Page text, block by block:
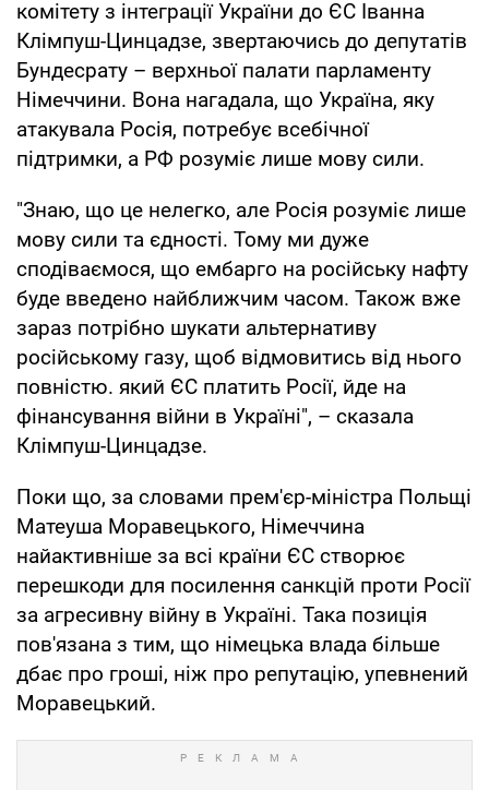
комітету з інтеграції України до ЄС Іванна
Клімпуш-Цинцадзе, звертаючись до депутатів
Бундесрату – верхньої палати парламенту
Німеччини. Вона нагадала, що Україна, яку
атакувала Росія, потребує всебічної
підтримки, а РФ розуміє лише мову сили.
"Знаю, що це нелегко, але Росія розуміє лише
мову сили та єдності. Тому ми дуже
сподіваємося, що ембарго на російську нафту
буде введено найближчим часом. Також вже
зараз потрібно шукати альтернативу
російському газу, щоб відмовитись від нього
повністю. який ЄС платить Росії, йде на
фінансування війни в Україні", – сказала
Клімпуш-Цинцадзе.
Поки що, за словами прем'єр-міністра Польщі
Матеуша Моравецького, Німеччина
найактивніше за всі країни ЄС створює
перешкоди для посилення санкцій проти Росії
за агресивну війну в Україні. Така позиція
пов'язана з тим, що німецька влада більше
дбає про гроші, ніж про репутацію, упевнений
Моравецький.